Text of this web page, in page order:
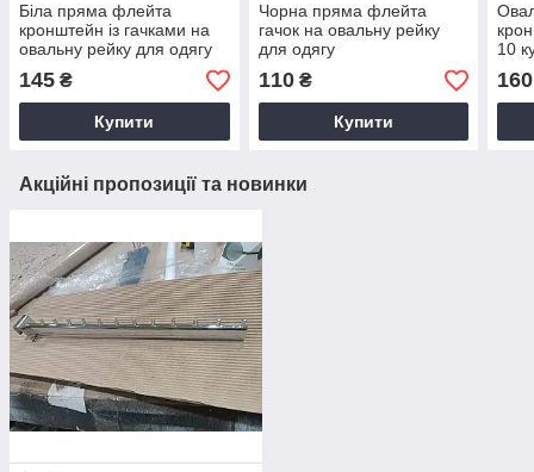
Біла пряма флейта
кронштейн із гачками на
овальну рейку для одягу
145 ₴
Купити
Чорна пряма флейта
гачок на овальну рейку
для одягу
110₴
Купити
10
160
Акційні пропозиції та новинки